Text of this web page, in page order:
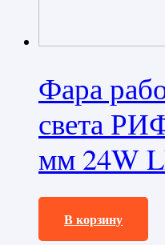
Фара
света
мм 24W
2330,0₽
В корзину